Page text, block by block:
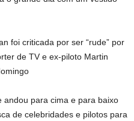
foi criticada por ser “rude” por
de TV e ex-piloto Martin
andou para cima e para baixo
de celebridades e pilotos para